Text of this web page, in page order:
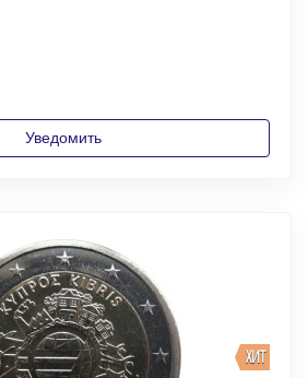
Уведомить
ХИТ